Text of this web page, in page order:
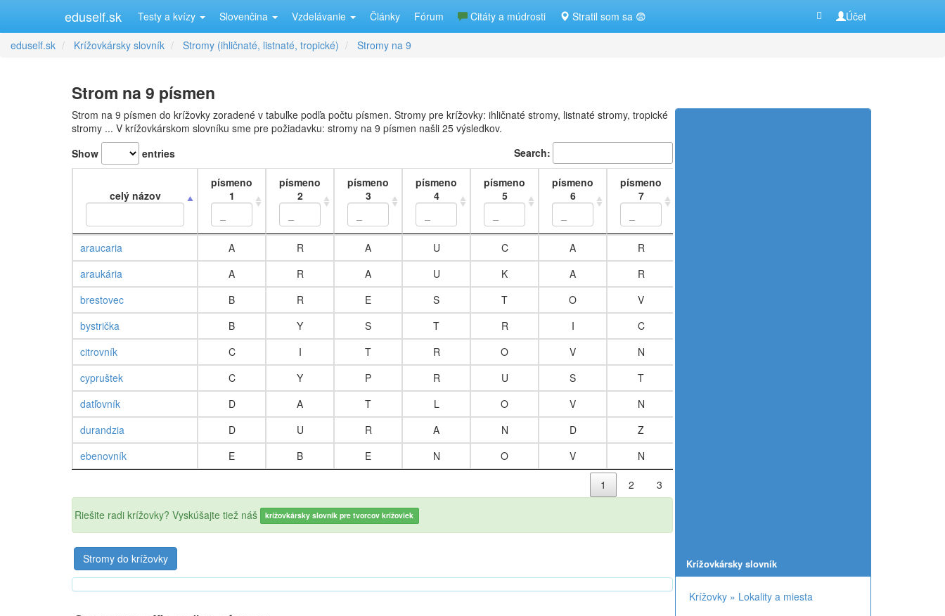
eduself.sk Testy a kvízy Slovenčina Vzdelávanie Články Fórum Citáty a múdrosti Stratil som sa 😨 Účet
eduself.sk Krížovkársky slovník Stromy (ihličnaté, listnaté, tropické) Stromy na 9
Strom na 9 písmen
Strom na 9 písmen do krížovky zoradené v tabuľke podľa počtu písmen. Stromy pre krížovky: ihličnaté stromy, listnaté stromy, tropické
stromy ... V krížovkárskom slovníku sme pre požiadavku: stromy na 9 písmen našli 25 výsledkov.
Show
entries Search:
celý názov
písmeno
1
písmeno
2
písmeno
3
písmeno
4
písmeno
5
písmeno
6
písmeno
7
celý názov
písmeno
1
písmeno
2
písmeno
3
písmeno
4
písmeno
5
písmeno
6
písmeno
7
araucaria A R A U C A R
araukária
A R A U K A R
brestovec
B R E S T O V
bystrička
B Y S T R I C
citrovník
C I T R O V N
cypruštek
C Y P R U S T
datľovník
D A T L O V N
durandzia
D U R A N D Z
ebenovník
E B E N O V N
1 2 3
Riešite radi krížovky? Vyskúšajte tiež náš krížovkársky slovník pre tvorcov krížoviek
Stromy do krížovky Krížovkársky slovník
Krížovky » Lokality a miesta